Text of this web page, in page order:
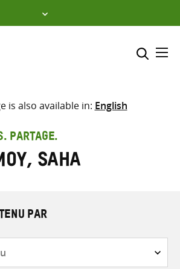
Sélectionner l’emplacement
Saisir
les
termes
is also available in: English
PARTAGE.
Saha
PAR